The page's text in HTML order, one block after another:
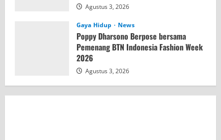
Agustus 3, 2026
Gaya Hidup News
Poppy Dharsono Berpose bersama
Pemenang BTN Indonesia Fashion Week
2026
Agustus 3, 2026